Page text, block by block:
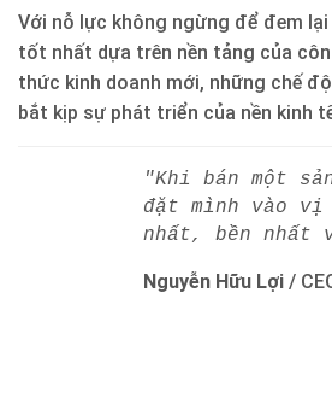
Với nỗ lực không ngừng để đem
tốt nhất dựa trên nền tảng của
thức kinh doanh mới, những chế
bắt kịp sự phát triển của nền kinh
"Khi bán một
đặt mình vào
nhất, bền nhất
Nguyễn Hữu Lợi /